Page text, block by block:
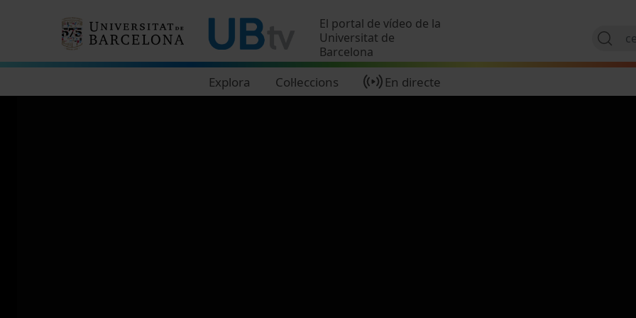
El portal de vídeo de la
Universitat de
Barcelona
Explora Col·leccions En directe